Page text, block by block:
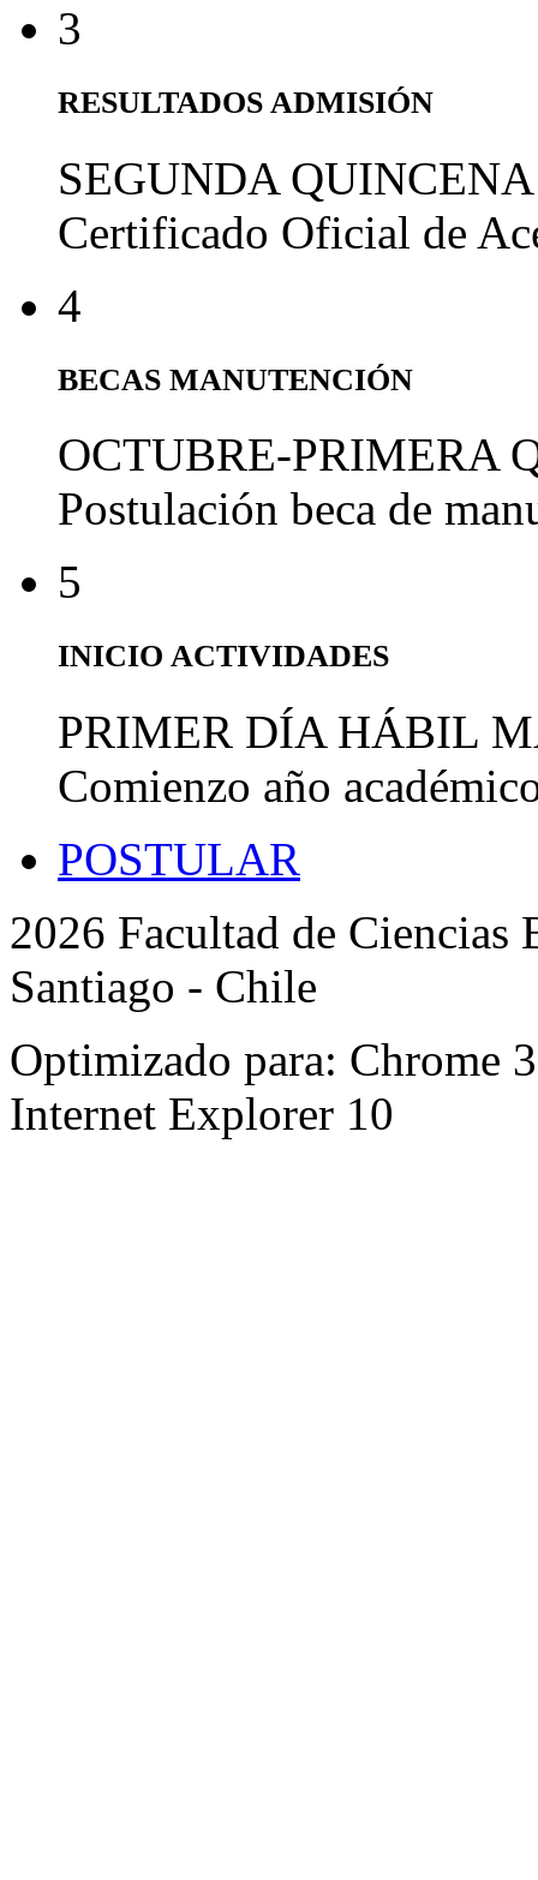
3
RESULTADOS ADMISIÓN
SEGUNDA
Certificado Oficial de
4
BECAS MANUTENCIÓN
OCTUBRE-PRIMERA
Postulación beca de
5
INICIO ACTIVIDADES
PRIMER DÍA HÁBIL
Comienzo año
POSTULAR
2026 Facultad de
Santiago - Chile
Optimizado para: Chrome
Internet Explorer 10